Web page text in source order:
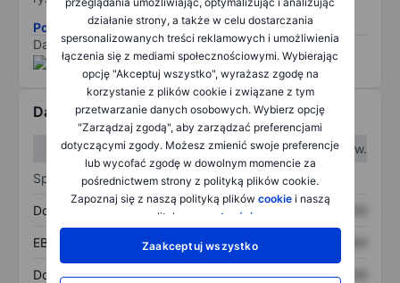
działanie strony, a także w celu dostarczania
spersonalizowanych treści reklamowych i umożliwienia
łączenia się z mediami społecznościowymi. Wybierając
opcję "Akceptuj wszystko", wyrażasz zgodę na
korzystanie z plików cookie i związane z tym
przetwarzanie danych osobowych. Wybierz opcję
"Zarządzaj zgodą", aby zarządzać preferencjami
dotyczącymi zgody. Możesz zmienić swoje preferencje
lub wycofać zgodę w dowolnym momencie za
pośrednictwem strony z polityką plików cookie.
Zapoznaj się z naszą polityką plików cookiei naszą
polityką
prywatności
Zaakceptuj wszystko
Pobierz metodologię ryzyka ESG.
Dane dostarczone przez
/
Dane finansowe
W I kw.
W II kw.
Sprawozdanie z zysków
Dochód XXXXXXX XXXXXXX
EBITDA XXXXXXX
Dochód netto XXXXXXX XXXXXXX